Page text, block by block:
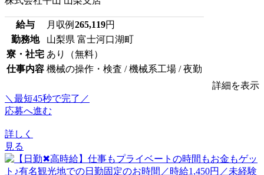
給与 月収例 265,119円
勤務地
山梨県 富士河口湖町
寮・社宅 あり（無料）
仕事内容 機械の操作・検査 / 機械系工場 / 夜勤
詳細を表示
＼最短45秒で完了／
応募へ進む
詳しく
見る